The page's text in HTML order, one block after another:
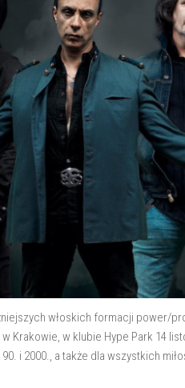
włoskich formacji power/
Krakowie, w klubie Hype Park 14
i 2000., a także dla wszystkich